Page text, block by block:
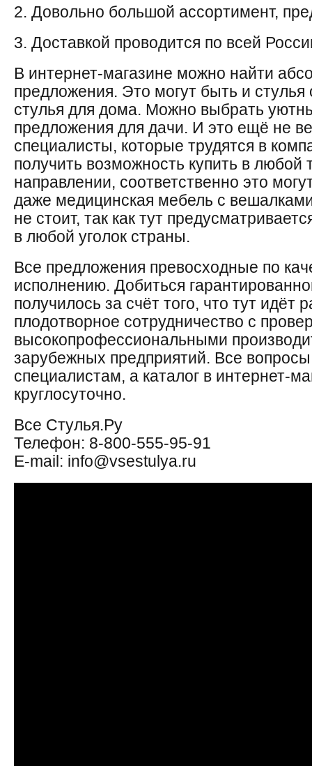
2. Довольно большой ассортимент,
3. Доставкой проводится по всей
В интернет-магазине можно найти
предложения. Это могут быть и
стулья для дома. Можно выбрать
предложения для дачи. И это ещё не
специалисты, которые трудятся в
получить возможность купить в любой
направлении, соответственно это
даже медицинская мебель с
не стоит, так как тут
в любой уголок страны.
Все предложения превосходные по
исполнению. Добиться
получилось за счёт того, что тут идёт
плодотворное сотрудничество с
высокопрофессиональными
зарубежных предприятий. Все
специалистам, а каталог в интернет-
круглосуточно.
Все Стулья.Ру
Телефон: 8-800-555-95-91
Е-mail: info@vsestulya.ru